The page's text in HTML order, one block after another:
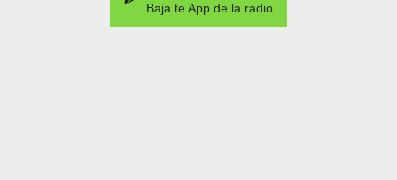
Baja te App de la radio